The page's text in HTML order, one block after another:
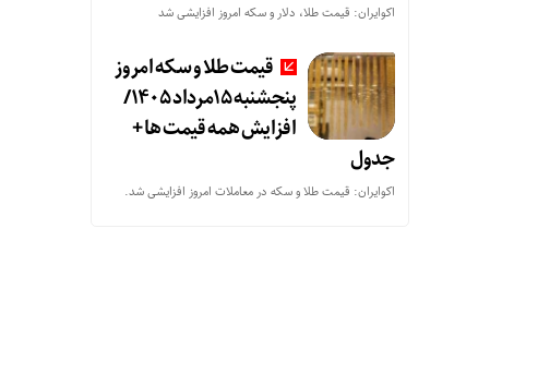
اکوایران: قیمت طلا، دلار و سکه امروز افزایشی شد
قیمت طلا و سکه امروز
پنجشنبه 15مرداد 1405/
افزایش همه قیمت ها +
جدول
اکوایران: قیمت طلا و سکه در معاملات امروز افزایشی شد.